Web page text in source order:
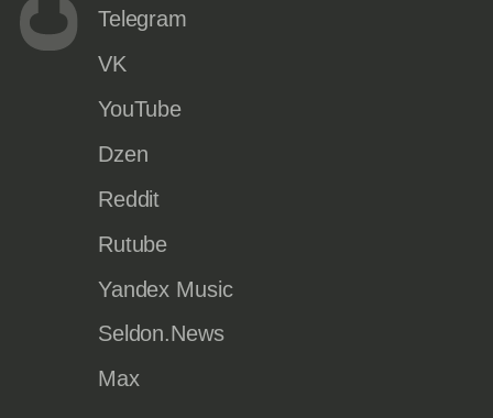
Telegram
VK
YouTube
Dzen
Reddit
Rutube
Yandex Music
Seldon.News
Max